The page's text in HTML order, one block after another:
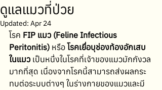
ดูแลแมวที่ป่วย
Updated: Apr 24
โรค FIP แมว (Feline Infectious
Peritonitis) หรือ โรคเยื่อบุช่องท้องอักเสบ
ในแมว เป็นหนึ่งในโรคที่เจ้าของแมวมักกังวล
มากที่สุด เนื่องจากโรคนี้สามารถส่งผลกระ
ทบต่อระบบต่างๆ ในร่างกายของแมวและมี